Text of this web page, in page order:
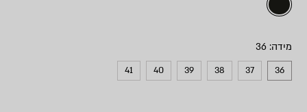
מידה
36
37
38
39
40
41